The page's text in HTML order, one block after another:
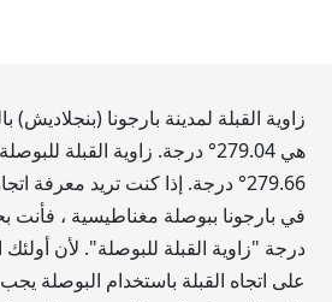
زاوية القبلة لمدينة بارجونا
هي279.04° درجة. زاوية القبلة
279.66° درجة. إذا كنت تريد معرفة
في بارجونا ببوصلة مغناطيسية ، فأنت
درجة "زاوية القبلة للبوصلة". لأن أولئك
على اتجاه القبلة باستخدام البوصلة يجب